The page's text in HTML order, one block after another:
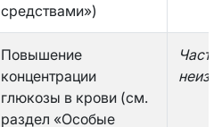
средствами»)
Повышение
концентрации
глюкозы в крови (см.
раздел «Особые